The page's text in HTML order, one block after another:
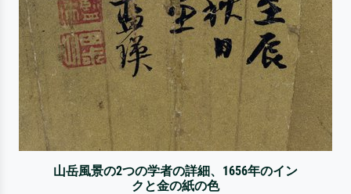
山岳風景の2つの学者の詳細、1656年のイン
クと金の紙の色